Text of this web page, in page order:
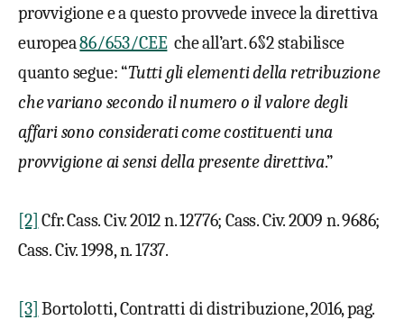
provvigione e a questo provvede invece la direttiva
europea86/653/CEEche all’art. 6§2 stabilisce
quanto segue: “Tutti gli elementi della retribuzione
che variano secondo il numero o il valore degli
affari sono considerati come costituenti una
provvigione ai sensi della presente direttiva.”
[2] Cfr. Cass. Civ. 2012 n. 12776; Cass. Civ. 2009 n. 9686;
Cass. Civ. 1998, n. 1737.
[3] Bortolotti, Contratti di distribuzione, 2016, pag.